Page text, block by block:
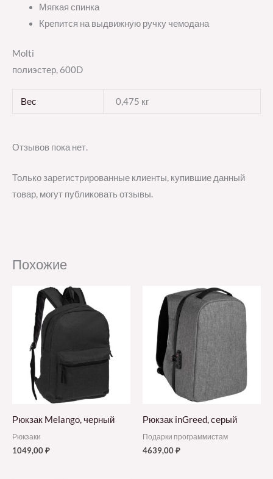
Мягкая спинка
Крепится на выдвижную ручку чемодана
Molti
полиэстер, 600D
Вес 0,475 кг
Отзывов пока нет.
Только зарегистрированные клиенты, купившие данный
товар, могут публиковать отзывы.
Похожие
Рюкзак Melango, черный
Рюкзаки
1049,00₽
Рюкзак inGreed, серый
Подарки программистам
4639,00₽